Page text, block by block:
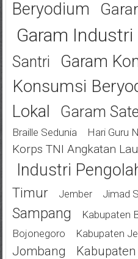
Beryodium
Garam Industri
Santri
Garam
Konsumsi
Lokal
Garam
Braille Sedunia
Hari Guru
Korps TNI Angkatan
Industri
Timur
Jember Jimad
Sampang
Kabupaten
Bojonegoro
Kabupaten
Jombang